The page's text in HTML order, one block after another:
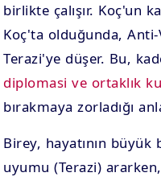
birlikte çalışır. Koç'un
Koç'ta olduğunda,
Terazi'ye düşer. Bu,
diplomasi ve ortaklık
bırakmaya zorladığı
Birey, hayatının
uyumu (Terazi)